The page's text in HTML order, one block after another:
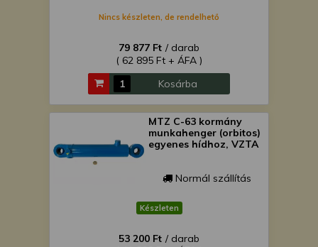
Nincs készleten, de rendelhető
79 877 Ft / darab
( 62 895 Ft + ÁFA )
Kosárba
MTZ C-63 kormány
munkahenger (orbitos)
egyenes hídhoz, VZTA
Normál szállítás
Készleten
53 200 Ft / darab